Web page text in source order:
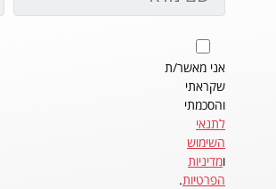
אני מאשר/ת
שקראתי
והסכמתי
לתנאי
השימוש
ומדיניות
הפרטיות.